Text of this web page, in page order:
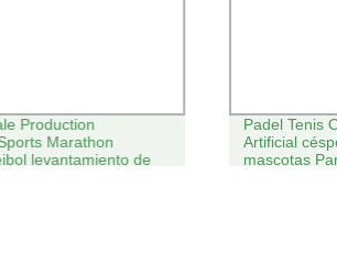
Production
Marathon
levantamiento de
Padel Tenis
Artificial
mascotas